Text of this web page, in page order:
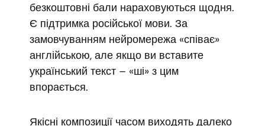
безкоштовні бали нараховуються щодня.
Є підтримка російської мови. За
замовчуванням нейромережа «співає»
англійською, але якщо ви вставите
український текст – «ші» з цим
впорається.
Якісні композиції часом виходять далеко